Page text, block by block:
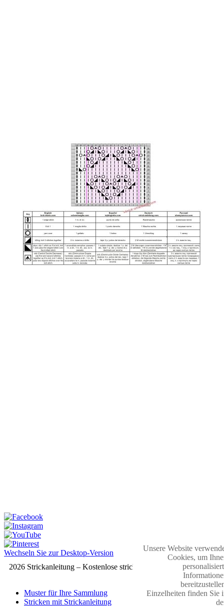
Wechseln Sie zur Desktop-Version
2026 Strickanleitung – Kostenlose strickmuster
Muster für Ihre Sammlung
Stricken mit Strickanleitung
Unsere Website
Cookies, um
Einzelheiten finden Sie